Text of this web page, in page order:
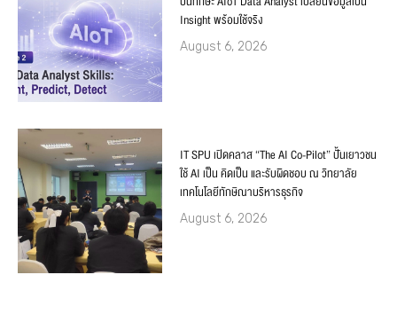
Insight พร้อมใช้จริง
August 6, 2026
IT SPU เปิดคลาส “The AI Co-Pilot” ปั้นเยาวชน
ใช้ AI เป็น คิดเป็น และรับผิดชอบ ณ วิทยาลัย
เทคโนโลยีทักษิณาบริหารธุรกิจ
August 6, 2026